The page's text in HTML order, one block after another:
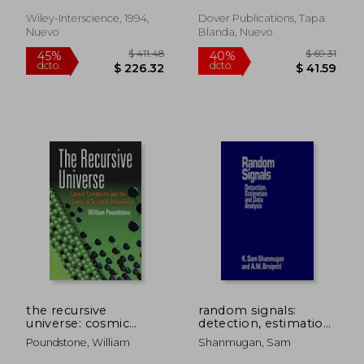
45% $ 174.30 45%
political forecasting
(en Inglés)
Wiley-Interscience, 1994,
Nuevo
Dover Publications, Tapa
Blanda, Nuevo
the recursive
universe: cosmic
complexity and the
limits of scientific
Poundstone, William
random signals:
detection, estimation
and data analysis (en
Inglés)
Shanmugan, Sam